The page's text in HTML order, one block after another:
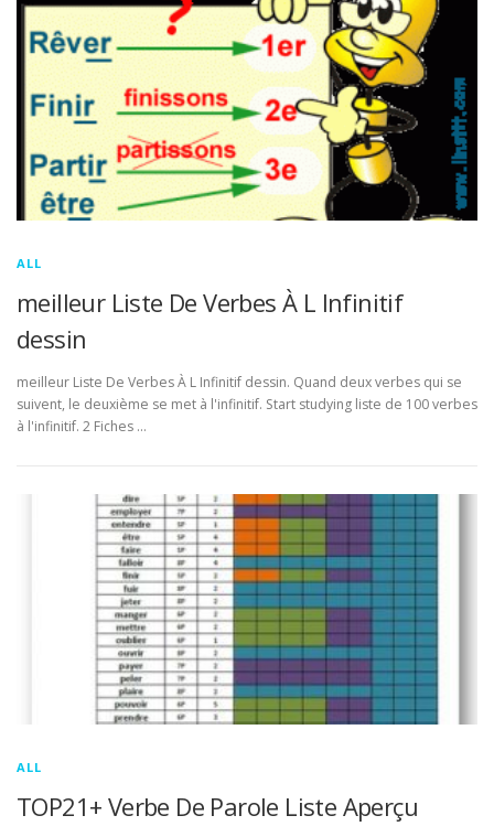
ALL
meilleur Liste De Verbes À L Infinitif
dessin
meilleur Liste De Verbes À L Infinitif dessin. Quand deux verbes qui se
suivent, le deuxième se met à l'infinitif. Start studying liste de 100 verbes
à l'infinitif. 2 Fiches …
ALL
TOP21+ Verbe De Parole Liste Aperçu